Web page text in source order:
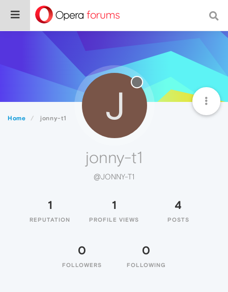
Home jonny-t1 J
jonny-t1
@JONNY-T1
1
REPUTATION
1
PROFILE VIEWS
4
POSTS
0
FOLLOWERS
0
FOLLOWING